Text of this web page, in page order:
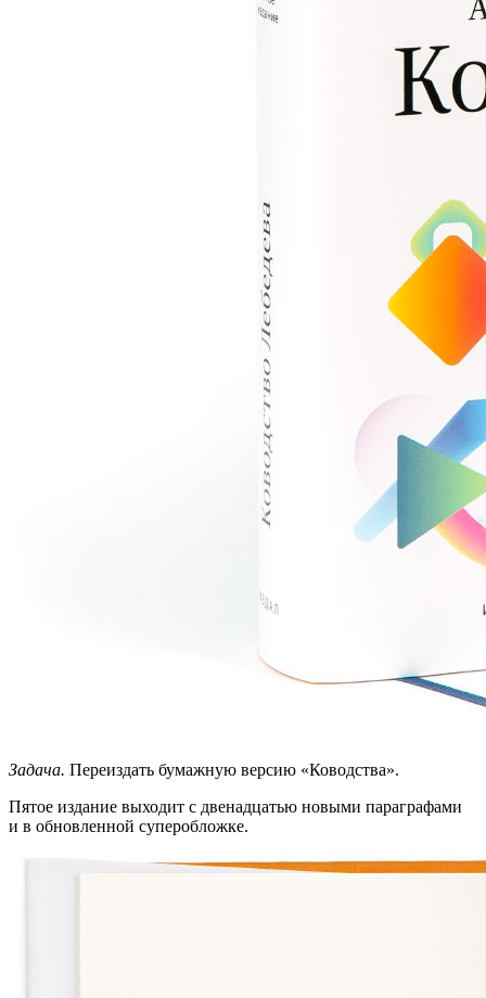
Задача. Переиздать бумажную версию «Ководства».
Пятое издание выходит с двенадцатью новыми параграфами
и в обновленной суперобложке.